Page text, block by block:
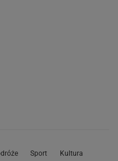
Sport Kultura